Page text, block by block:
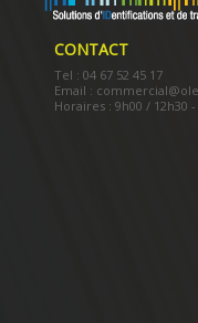
CONTACT
Tel : 04 67 52 45 17
Email :
Horaires : 9h00 / 12h30